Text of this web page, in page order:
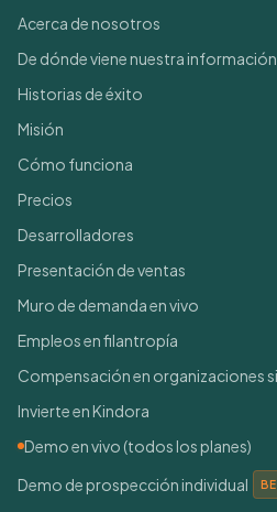
Acerca de nosotros
De dónde viene nuestra información
Historias de éxito
Misión
Cómo funciona
Precios
Desarrolladores
Presentación de ventas
Muro de demanda en vivo
Empleos en filantropía
Compensación en organizaciones
Invierte en Kindora
Demo en vivo (todos los planes)
Demo de prospección individual